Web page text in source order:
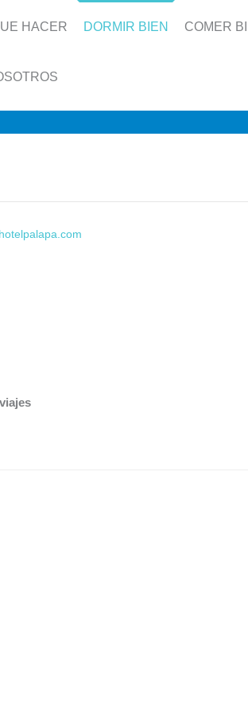
HACER DORMIR BIEN COMER